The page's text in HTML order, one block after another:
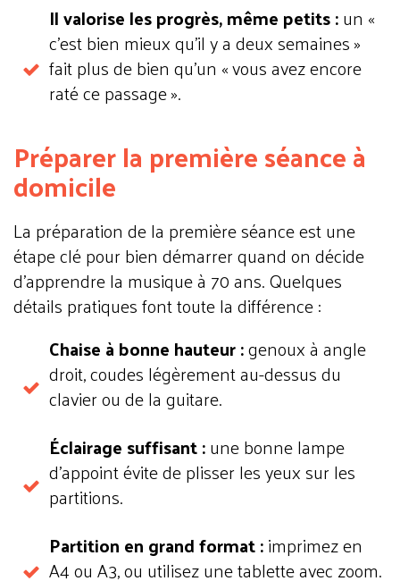
Il valorise les progrès, même petits :un «
c'est bien mieux qu'il y a deux semaines »
fait plus de bien qu'un « vous avez encore
raté ce passage ».
Préparer la première séance à
domicile
La préparation de la première séance est une
étape clé pour bien démarrer quand on décide
d'apprendre la musique à 70 ans. Quelques
détails pratiques font toute la différence :
Chaise à bonne hauteur :genoux à angle
droit, coudes légèrement au-dessus du
clavier ou de la guitare.
Éclairage suffisant :une bonne lampe
d'appoint évite de plisser les yeux sur les
partitions.
Partition en grand format :imprimez en
A4 ou A3, ou utilisez une tablette avec zoom.